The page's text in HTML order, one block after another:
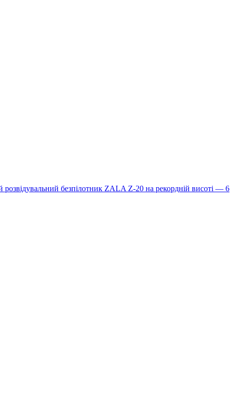
безпілотник ZALA Z-20 на рекордній висоті — 6